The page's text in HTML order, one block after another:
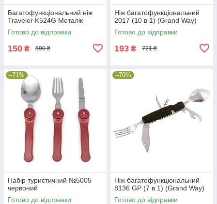
Багатофункціональний ніж
Traveler K524G Металік
Готово до відправки
150 ₴ 590 ₴
Ніж багатофункціональний
2017 (10 в 1) (Grand Way)
Готово до відправки
193 ₴ 721 ₴
–71%
Набір туристичний №5005
червоний
Готово до відправки
–70%
Ніж багатофункціональний
8136 GP (7 в 1) (Grand Way)
Готово до відправки